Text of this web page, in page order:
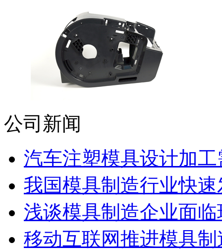
公司新闻
汽车注塑模具设计加
我国模具制造行业快
浅谈模具制造企业面
移动互联网推进模具